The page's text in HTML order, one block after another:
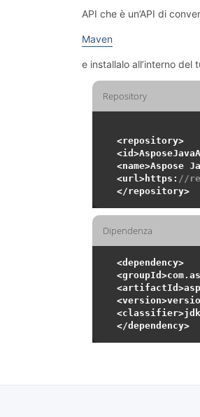
API che è un’API di
Maven
e installalo all’interno
Repository
<repository>
<name>Aspose
<url>https: //
Dipendenza
<dependency>